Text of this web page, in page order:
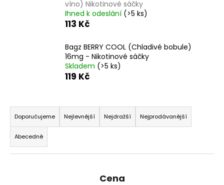
víno) Nikotinové sáčky
Ihned k odeslání (>5 ks)
113 Kč
Bagz BERRY COOL (Chladivé bobule)
16mg - Nikotinové sáčky
Skladem (>5 ks)
119 Kč
Ř
a
z
e
n
Doporučujeme Nejlevnější Nejdražší Nejprodávanější
Abecedně
Cena
D
o